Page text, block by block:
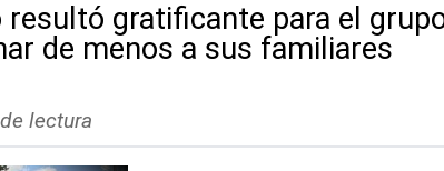
resultó gratificante para el
de menos a sus familiares
lectura